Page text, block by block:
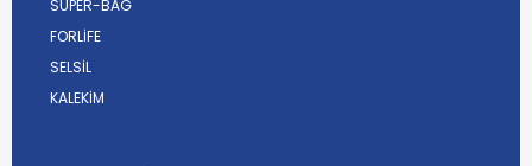
SUPER-BAG
FORLİFE
SELSİL
KALEKİM